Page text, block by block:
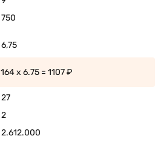
750
6,75
164 x 6.75 = 1107 ₽
27
2
2.612.000